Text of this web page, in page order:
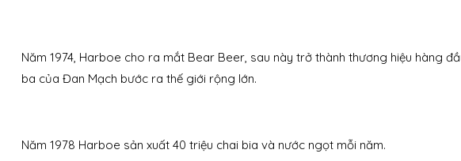
Năm 1974, Harboe cho ra mắt Bear Beer, sau này trở thành thương hiệu hàng
ba của Đan Mạch bước ra thế giới rộng lớn.
Năm 1978 Harboe sản xuất 40 triệu chai bia và nước ngọt mỗi năm.